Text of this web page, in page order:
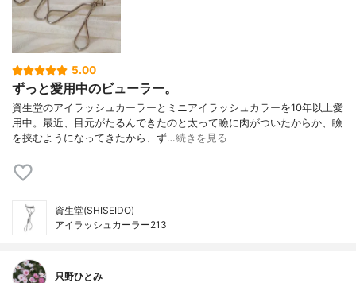
5.00
ずっと愛用中のビューラー。
資生堂のアイラッシュカーラーとミニアイラッシュカラーを10年以上愛
用中。最近、目元がたるんできたのと太って瞼に肉がついたからか、瞼
を挟むようになってきたから、ず…続きを見る
資生堂(SHISEIDO)
アイラッシュカーラー213
只野ひとみ